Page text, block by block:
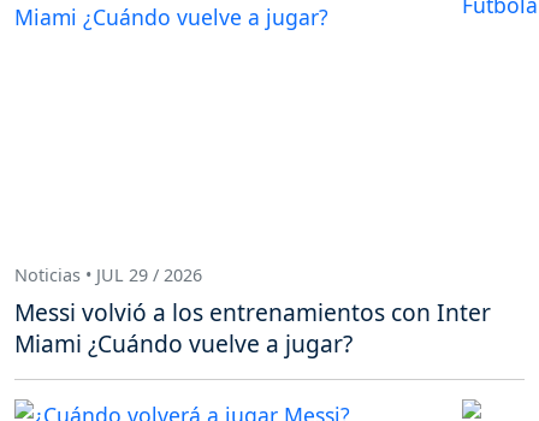
Noticias • JUL 29 / 2026
Messi volvió a los entrenamientos con Inter
Miami ¿Cuándo vuelve a jugar?